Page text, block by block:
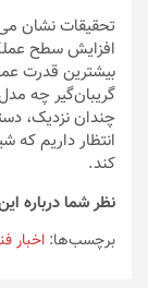
تحقیقات نشان
افزایش سطح
بیشترین قدرت
گریبان‌گیر چه
چندان نزدیک،
انتظار داریم
کند.
نظر شما درباره
برچسب‌ها: اخبار